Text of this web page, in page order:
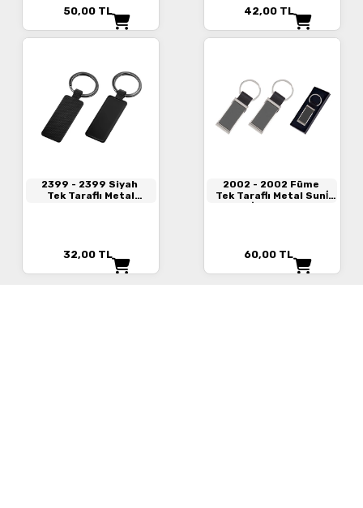
50,00 TL 42,00 TL
2399 - 2399 Siyah
Tek Taraflı Metal
32,00 TL
2002 - 2002 Füme
Tek Taraflı Metal Suni̇
60,00 TL